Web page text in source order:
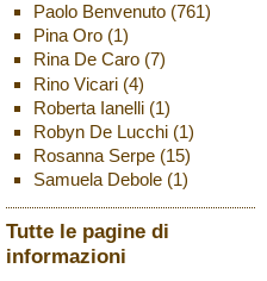
Paolo Benvenuto(761)
Pina Oro(1)
Rina De Caro(7)
Rino Vicari(4)
Roberta Ianelli(1)
Robyn De Lucchi(1)
Rosanna Serpe(15)
Samuela Debole(1)
Tutte le pagine di
informazioni